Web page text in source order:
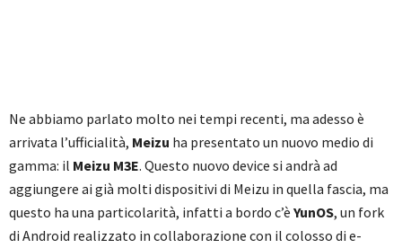
Ne abbiamo parlato molto nei tempi recenti, ma adesso è
arrivata l’ufficialità, Meizu ha presentato un nuovo medio di
gamma: il Meizu M3E. Questo nuovo device si andrà ad
aggiungere ai già molti dispositivi di Meizu in quella fascia, ma
questo ha una particolarità, infatti a bordo c’è YunOS, un fork
di Android realizzato in collaborazione con il colosso di e-